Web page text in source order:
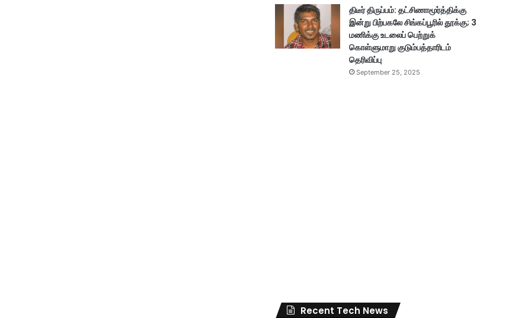
திடீர் திருப்பம்: தட்சிணாமூர்த்திக்கு
இன்று பிற்பகலே சிங்கப்பூரில் தூக்கு; 3
மணிக்கு உடலைப் பெற்றுக்
கொள்ளுமாறு குடும்பத்தாரிடம்
தெரிவிப்பு
September 25, 2025
Recent Tech News